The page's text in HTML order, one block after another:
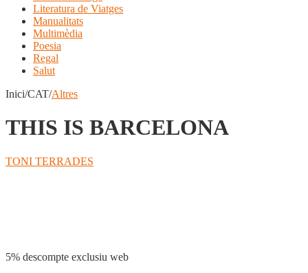
Literatura de Viatges
Manualitats
Multimèdia
Poesia
Regal
Salut
Inici/CAT/Altres
THIS IS BARCELONA
TONI TERRADES
5% descompte exclusiu web